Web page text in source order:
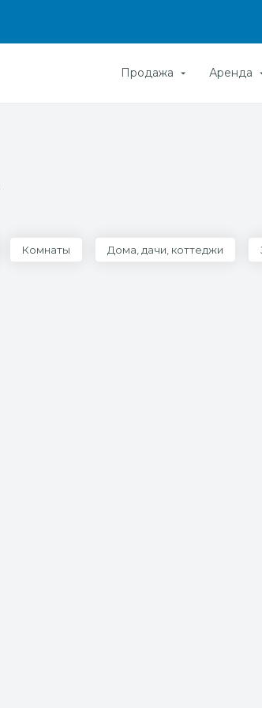
Продажа Аренда
Комнаты Дома, дачи, коттеджи